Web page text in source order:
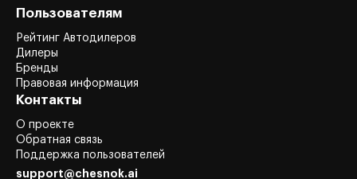
Пользователям
Рейтинг Автодилеров
Дилеры
Бренды
Правовая информация
Контакты
О проекте
Обратная связь
Поддержка пользователей
support@chesnok.ai